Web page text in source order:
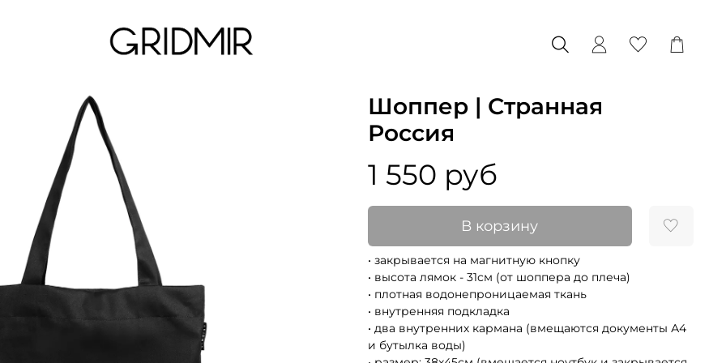
Шоппер | Странная
Россия
1 550 руб
В корзину
• закрывается на магнитную кнопку
• высота лямок - 31см (от шоппера до плеча)
• плотная водонепроницаемая ткань
• внутренняя подкладка
• два внутренних кармана (вмещаются документы А4
и бутылка воды)